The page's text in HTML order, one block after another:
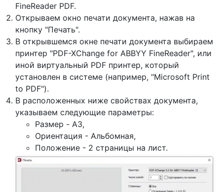
FineReader PDF.
Открываем окно печати документа, нажав на
кнопку "Печать".
В открывшемся окне печати документа выбираем
принтер "PDF-XChange for ABBYY FineReader", или
иной виртуальный PDF принтер, который
установлен в системе (например, "Microsoft Print
to PDF").
В расположенных ниже свойствах документа,
указываем следующие параметры:
Размер - A3,
Ориентация - Альбомная,
Положение - 2 страницы на лист.